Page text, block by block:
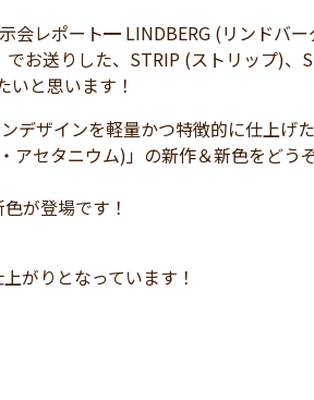
会レポート━ LINDBERG (リンドバ
でお送りした、STRIP (ストリップ)、
と思います！
デザインを軽量かつ特徴的に仕上げ
セタニウム)」の新作＆新色をどう
が登場です！
がりとなっています！